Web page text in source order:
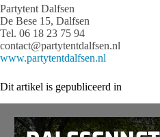
Partytent Dalfsen
De Bese 15, Dalfsen
Tel. 06 18 23 75 94
contact@partytentdalfsen.nl
www.partytentdalfsen.nl
Dit artikel is gepubliceerd in